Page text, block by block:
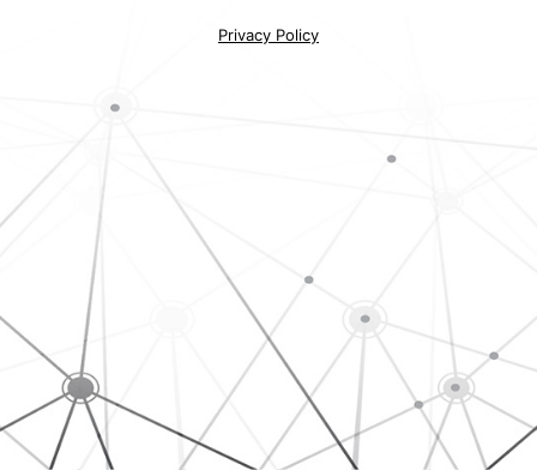
Privacy Policy